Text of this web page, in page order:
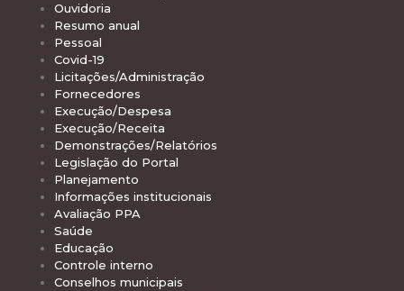
Ouvidoria
Resumo anual
Pessoal
Covid-19
Licitações/Administração
Fornecedores
Execução/Despesa
Execução/Receita
Demonstrações/Relatórios
Legislação do Portal
Planejamento
Informações institucionais
Avaliação PPA
Saúde
Educação
Controle interno
Conselhos municipais